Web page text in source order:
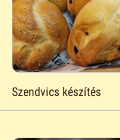
Szendvics készítés